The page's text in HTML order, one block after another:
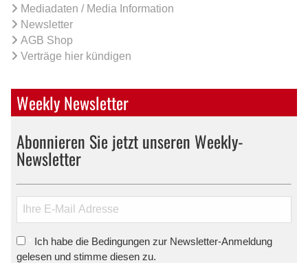
Mediadaten / Media Information
Newsletter
AGB Shop
Verträge hier kündigen
Weekly Newsletter
Abonnieren Sie jetzt unseren Weekly-
Newsletter
Ich habe die Bedingungen zur Newsletter-Anmeldung
gelesen und stimme diesen zu.